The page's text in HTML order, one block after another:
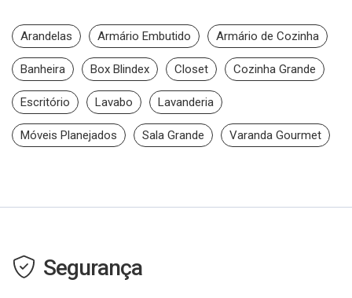
Arandelas Armário Embutido Armário de Cozinha
Banheira Box Blindex Closet Cozinha Grande
Escritório Lavabo Lavanderia
Móveis Planejados Sala Grande Varanda Gourmet
Segurança